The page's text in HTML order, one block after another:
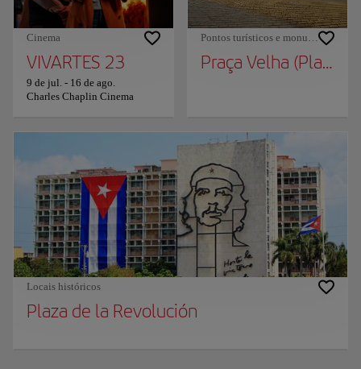
Cinema
VIVARTES 23
9 de jul. - 16 de ago.
Charles Chaplin Cinema
Pontos turísticos e monumentos
Praça Velha (Plaza
Locais históricos
Plaza de la Revolución